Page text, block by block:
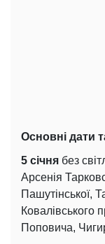
Основні дати
5 січня без
Арсенія
Пашутінської,
Ковалівського
Поповича,